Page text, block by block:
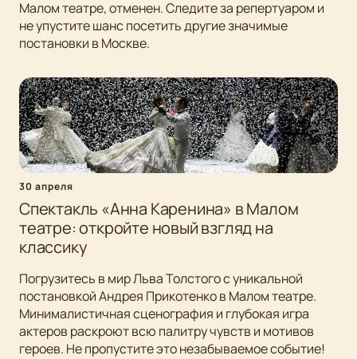
Малом театре, отменен. Следите за репертуаром и
не упустите шанс посетить другие значимые
постановки в Москве.
30 апреля
Спектакль «Анна Каренина» в Малом
театре: откройте новый взгляд на
классику
Погрузитесь в мир Льва Толстого с уникальной
постановкой Андрея Прикотенко в Малом театре.
Минималистичная сценография и глубокая игра
актеров раскроют всю палитру чувств и мотивов
героев. Не пропустите это незабываемое событие!